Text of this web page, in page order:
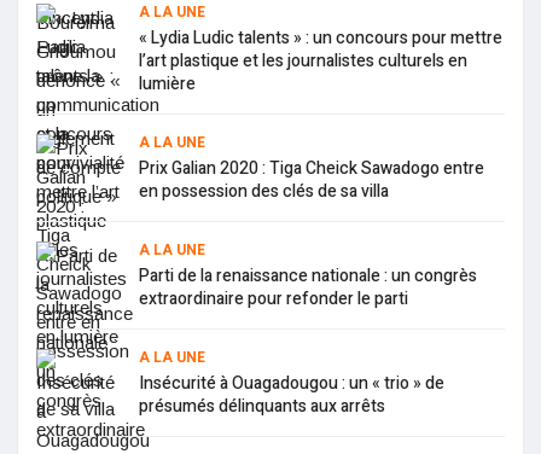
A LA UNE
« Lydia Ludic talents » : un concours pour mettre
l’art plastique et les journalistes culturels en
lumière
A LA UNE
Prix Galian 2020 : Tiga Cheick Sawadogo entre
en possession des clés de sa villa
A LA UNE
Parti de la renaissance nationale : un congrès
extraordinaire pour refonder le parti
A LA UNE
Insécurité à Ouagadougou : un « trio » de
présumés délinquants aux arrêts